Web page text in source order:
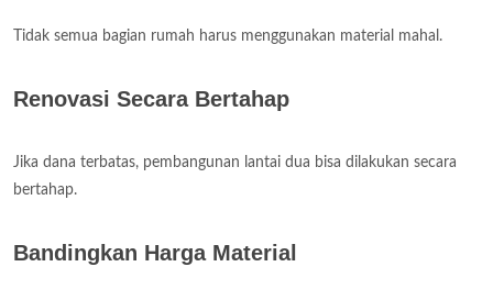
Tidak semua bagian rumah harus menggunakan material mahal.
Renovasi Secara Bertahap
Jika dana terbatas, pembangunan lantai dua bisa dilakukan secara
bertahap.
Bandingkan Harga Material